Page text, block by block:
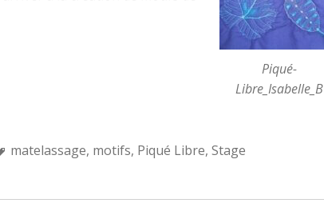
Piqué-
Libre_Isabelle_B
Tags:
matelassage, motifs, Piqué Libre, Stage